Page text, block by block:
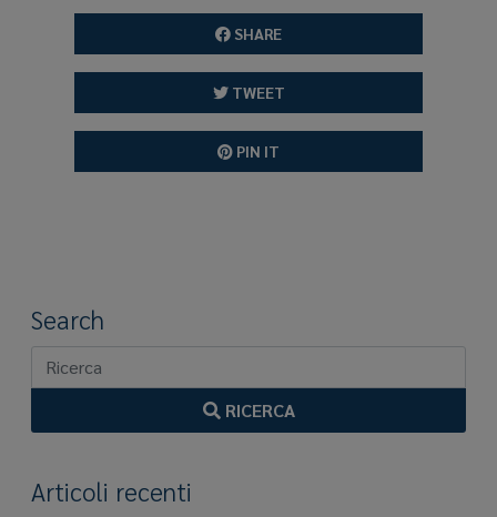
SHARE
TWEET
PIN IT
Search
RICERCA
Articoli recenti